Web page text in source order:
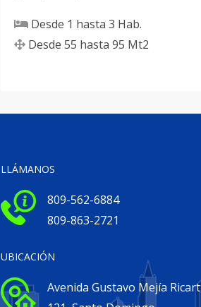
Desde 1 hasta 3 Hab.
Desde 55 hasta 95 Mt2
LLÁMANOS
809-562-6884
809-863-2721
UBICACIÓN
Avenida Gustavo Mejía Ricart